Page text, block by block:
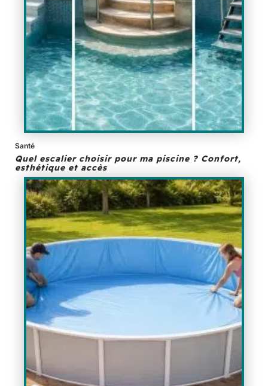
Santé
Quel escalier choisir pour ma piscine ? Confort,
esthétique et accès